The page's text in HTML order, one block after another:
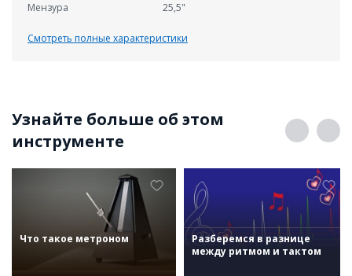
Мензура 25,5"
Смотреть полные характеристики
Узнайте больше об этом
инструменте
Что такое метроном
Разберемся в разнице
между ритмом и тактом